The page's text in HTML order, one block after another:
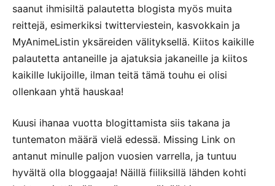
saanut ihmisiltä palautetta blogista myös muita
reittejä, esimerkiksi twitterviestein, kasvokkain ja
MyAnimeListin yksäreiden välityksellä. Kiitos kaikille
palautetta antaneille ja ajatuksia jakaneille ja kiitos
kaikille lukijoille, ilman teitä tämä touhu ei olisi
ollenkaan yhtä hauskaa!
Kuusi ihanaa vuotta blogittamista siis takana ja
tuntematon määrä vielä edessä. Missing Link on
antanut minulle paljon vuosien varrella, ja tuntuu
hyvältä olla bloggaaja! Näillä fiiliksillä lähden kohti